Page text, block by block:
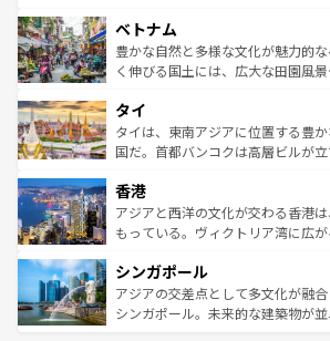
参照してほしい。
容にもいいと評判のスイーツなど、
が味わえる。 なお、新着の台湾情
照してほしい。
き、地方に足を延ばせば四季折々の
できる。そして、キムチや焼肉、
まで、さまざまな韓国料理が待っ
リティに包まれながら、韓国の多彩
わってみてほしい。 なお
覧を参照してほしい。
ベトナム
豊かな自然と多様な文化が魅力的
く伸びる国土には、広大な田園風
急速な発展と共に伝統が息づく。ハ
ーチミン市のフランス統治時代の
醸し出している。また、バラエテ
とつ。フォーやバインミー、ベトナ
ひ現地で味わいたい。どの地域を
が旅行者を迎えてくれるので、き
参照してほしい。
タイ
タイは、東南アジアに位置する豊
国だ。首都バンコクは高層ビルが
の活気が交差している。北部ではチ
帯で自然と触れ合い、南部ではプ
いビーチでリゾート気分を楽しむ
激する。気候は一年中温暖で、どの
が待っている。親しみやすいタイ
た文化、そして多様な観光資源が
香港
アジアと西洋の文化が交わる香港
もっている。ヴィクトリア湾に広
み、どこを訪れても感動するはず。
ており、効率よく見どころを回れ
うな絶景から文化的な体験まで、
シンガポール
アジアの交差点として多文化が融
シンガポール。未来的な建築物が